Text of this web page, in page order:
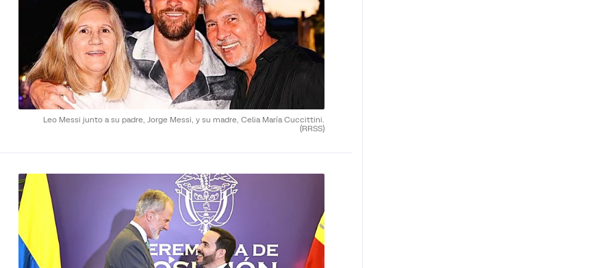
Leo Messi junto a su padre, Jorge Messi, y su madre, Celia María Cuccittini.
(RRSS)